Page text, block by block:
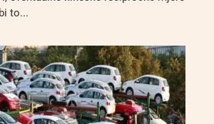
to...